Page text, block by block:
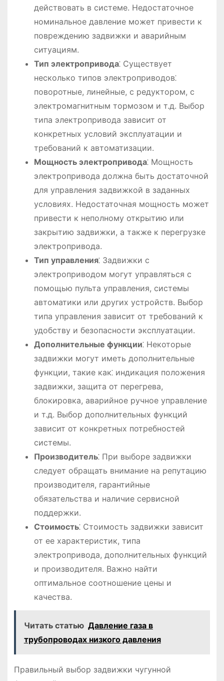
действовать в системе. Недостаточное
номинальное давление может привести к
повреждению задвижки и аварийным
ситуациям.
Тип электропривода⁚ Существует
несколько типов электроприводов⁚
поворотные, линейные, с редуктором, с
электромагнитным тормозом и т.д. Выбор
типа электропривода зависит от
конкретных условий эксплуатации и
требований к автоматизации.
Мощность электропривода⁚ Мощность
электропривода должна быть достаточной
для управления задвижкой в заданных
условиях. Недостаточная мощность может
привести к неполному открытию или
закрытию задвижки, а также к перегрузке
электропривода.
Тип управления⁚ Задвижки с
электроприводом могут управляться с
помощью пульта управления, системы
автоматики или других устройств. Выбор
типа управления зависит от требований к
удобству и безопасности эксплуатации.
Дополнительные функции⁚ Некоторые
задвижки могут иметь дополнительные
функции, такие как⁚ индикация положения
задвижки, защита от перегрева,
блокировка, аварийное ручное управление
и т.д. Выбор дополнительных функций
зависит от конкретных потребностей
системы.
Производитель⁚ При выборе задвижки
следует обращать внимание на репутацию
производителя, гарантийные
обязательства и наличие сервисной
поддержки.
Стоимость⁚ Стоимость задвижки зависит
от ее характеристик, типа
электропривода, дополнительных функций
и производителя. Важно найти
оптимальное соотношение цены и
качества.
Читать статью Давление газа в
трубопроводах низкого давления
Правильный выбор задвижки чугунной